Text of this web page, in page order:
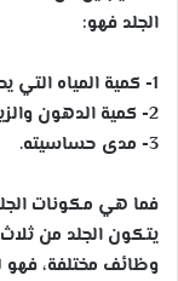
الجلد فهو:
1- كمية المياه التي يحتوي عليها والتي تؤثر على المرونة.
2- كمية الدهون والزيوت والتي تؤثر على الليونة.
3- مدى حساسيته.
فما هي مكونات
يتكون الجلد من
وظائف مختلفة،